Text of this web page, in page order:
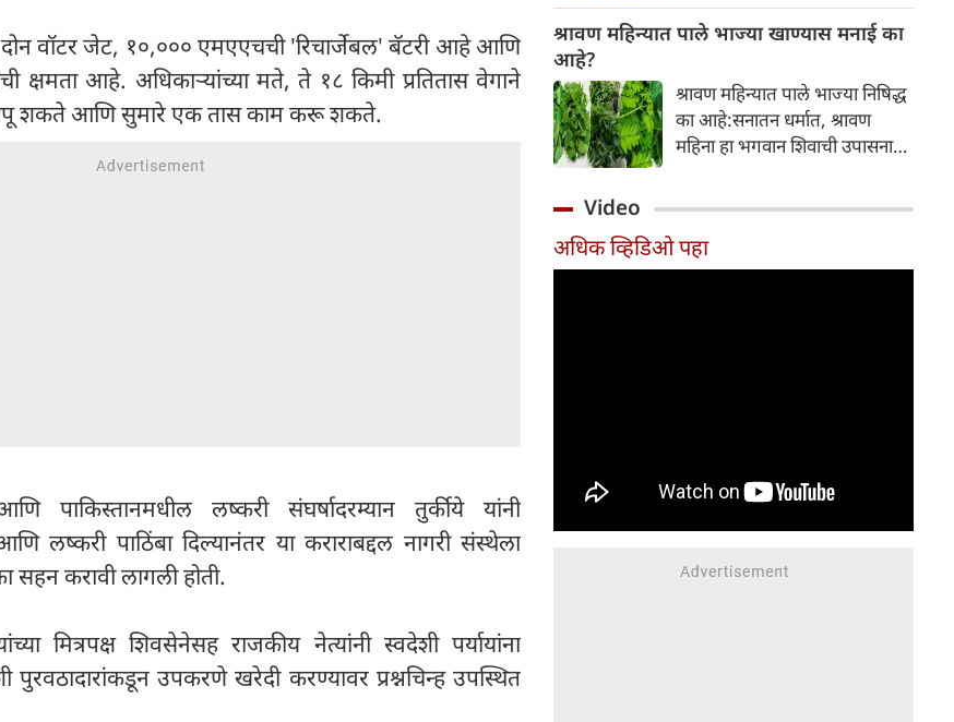
दोन वॉटर जेट, १०,००० एमएएचची 'रिचार्जेबल' बॅटरी आहे आणि
क्षमता आहे. अधिकाऱ्यांच्या मते, ते १८ किमी प्रतितास वेगाने
शकते आणि सुमारे एक तास काम करू शकते.
पाकिस्तानमधील लष्करी संघर्षादरम्यान तुर्कीये यांनी
लष्करी पाठिंबा दिल्यानंतर या कराराबद्दल नागरी संस्थेला
सहन करावी लागली होती.
मित्रपक्ष शिवसेनेसह राजकीय नेत्यांनी स्वदेशी पर्यायांना
पुरवठादारांकडून उपकरणे खरेदी करण्यावर प्रश्नचिन्ह उपस्थित
नकारात्मक परिणाम होऊ शकतो.
होते, ज्यामुळे निस्तेजपणा, मुरुमे
आणि ब्लॅकहेड्स यांसारख्या समस्या
निर्माण होतात.
श्रावण महिन्यात पाले भाज्या खाण्यास मनाई का
आहे?
श्रावण महिन्यात पाले भाज्या निषिद्ध
का आहे:सनातन धर्मात, श्रावण
महिना हा भगवान शिवाची उपासना
दानधर्म आणि सात्विक जीवनशैलीचे
पालन करतात.
Video
अधिक व्हिडिओ पहा